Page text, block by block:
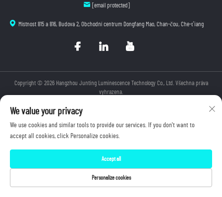
[email protected]
Místnost 815 a 816, Budova 2, Obchodní centrum Dongfang Mao, Chan-čou, Che-ťiang
Copyright © 2026 Hangzhou Junting Luminescence Technology Co., Ltd. Všechna práva
vyhrazena.
We value your privacy
We use cookies and similar tools to provide our services. If you don't want to
accept all cookies, click Personalize cookies.
Personalize cookies
Accept all